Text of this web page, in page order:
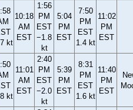
kt
10:18
AM
EST
1:56
PM
EST
−1.8
kt
5:04
PM
EST
7:50
PM
EST
1.4 kt
11:02
PM
EST
kt
11:01
AM
EST
2:40
PM
EST
−2.0
kt
5:39
PM
EST
8:31
PM
EST
1.6 kt
11:40
PM
EST